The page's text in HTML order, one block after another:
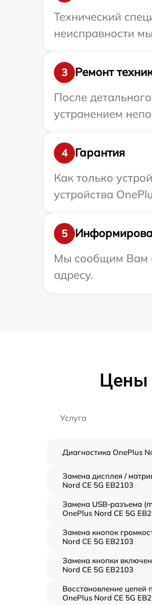
Технический
неисправности
3
Ремонт
После
устранением
4
Гарантия
Как только
устройства
5
Мы сообщим Вам
адресу.
Цены
Услуга
Диагностика OnePlus
Замена дисплея /
Nord CE 5G EB2103
Замена USB-разъема
OnePlus Nord CE 5G
Замена кнопок
Nord CE 5G EB2103
Замена кнопки
Nord CE 5G EB2103
Восстановление цепей
OnePlus Nord CE 5G